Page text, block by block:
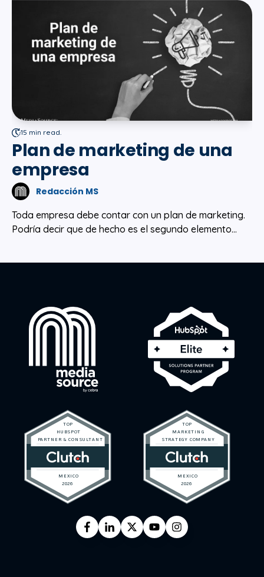
15 min read.
Plan de marketing de una
empresa
Redacción MS
Toda empresa debe contar con un plan de marketing.
Podría decir que de hecho es el segundo elemento...